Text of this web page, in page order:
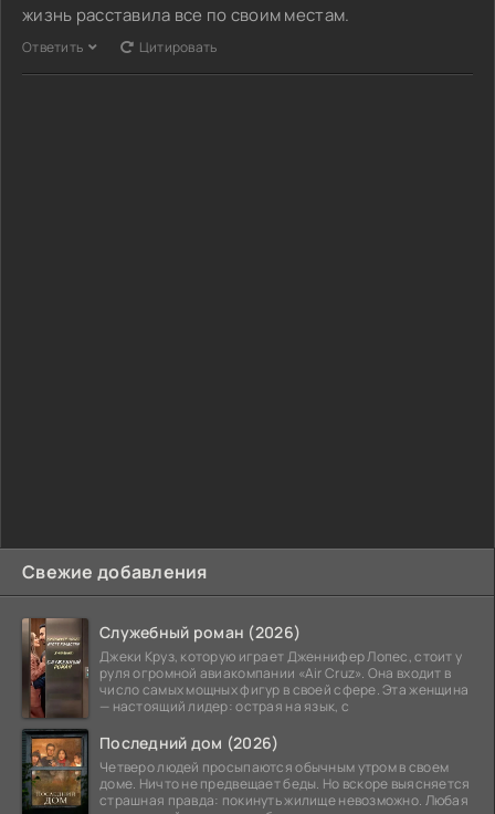
Свежие добавления
Служебный роман (2026)
Джеки Круз, которую играет Дженнифер Лопес, стоит у
руля огромной авиакомпании «Air Cruz». Она входит в
число самых мощных фигур в своей сфере. Эта женщина
— настоящий лидер: острая на язык, с
Последний дом (2026)
Четверо людей просыпаются обычным утром в своем
доме. Ничто не предвещает беды. Но вскоре выясняется
страшная правда: покинуть жилище невозможно. Любая
жизнь расставила все по своим местам.
Ответить Цитировать